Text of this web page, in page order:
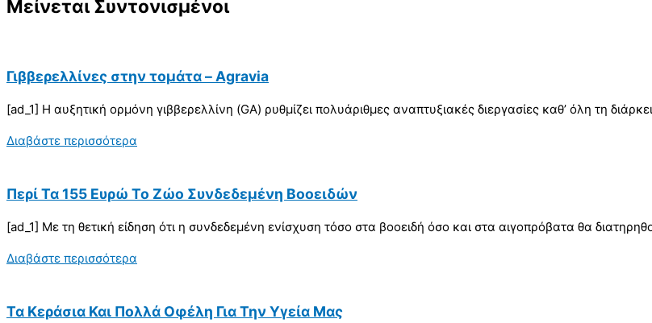
Μείνεται Συντονισμένοι
Γιββερελλίνες στην τομάτα – Agravia
[ad_1] Η αυξητική ορμόνη γιββερελλίνη (GA) ρυθμίζει πολυάριθμες αναπτυξιακές διεργασίες καθ’ όλη τη
Διαβάστε περισσότερα
Περί Τα 155 Ευρώ Το Ζώο Συνδεδεμένη Βοοειδών
[ad_1] Με τη θετική είδηση ότι η συνδεδεµένη ενίσχυση τόσο στα βοοειδή όσο και στα αιγοπρόβατα θα
Διαβάστε περισσότερα
Τα Κεράσια Και Πολλά Οφέλη Για Την Υγεία Μας